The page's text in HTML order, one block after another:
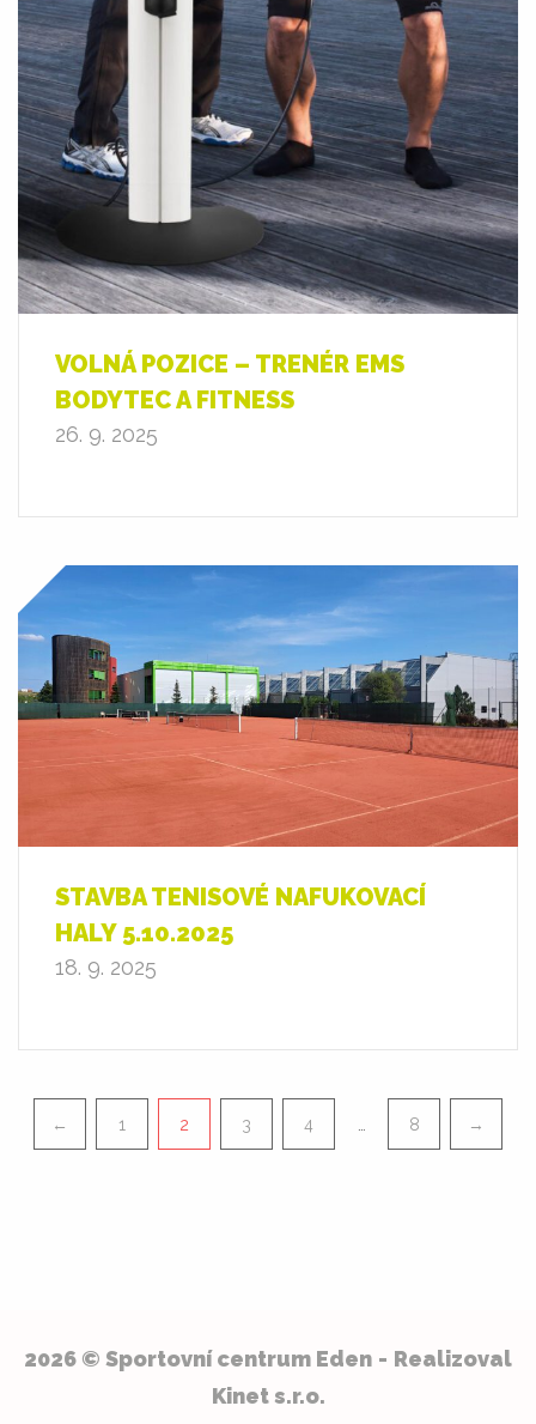
VOLNÁ POZICE – TRENÉR EMS
BODYTEC A FITNESS
26. 9. 2025
STAVBA TENISOVÉ NAFUKOVACÍ
HALY 5.10.2025
18. 9. 2025
Pagination
← 1 2 3 4 8 →
2026 © Sportovní centrum Eden
Realizoval
Kinet s.r.o.